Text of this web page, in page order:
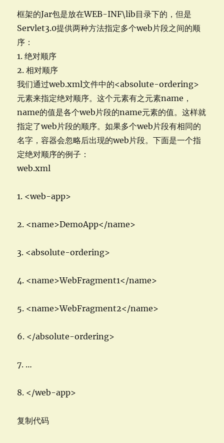
框架的Jar包是放在WEB-INF\lib目录下的，但是
Servlet3.0提供两种方法指定多个web片段之间的顺
序：
1. 绝对顺序
2. 相对顺序
我们通过web.xml文件中的<absolute-ordering>
元素来指定绝对顺序。这个元素有之元素name，
name的值是各个web片段的name元素的值。这样就
指定了web片段的顺序。如果多个web片段有相同的
名字，容器会忽略后出现的web片段。下面是一个指
定绝对顺序的例子：
web.xml
1. <web-app>
2. <name>DemoApp</name>
3. <absolute-ordering>
4. <name>WebFragment1</name>
5. <name>WebFragment2</name>
6. </absolute-ordering>
7. …
8. </web-app>
复制代码